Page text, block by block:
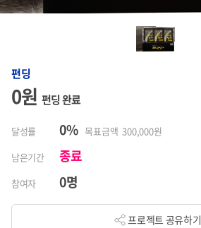
펀딩
0원 펀딩 완료
달성률 0% 목표금액 300,000원
남은기간
종료
참여자 0명
프로젝트 공유하기